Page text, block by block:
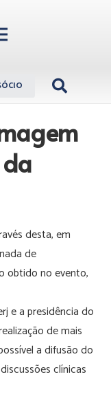
desta, em
de
obtido no evento,
e a presidência do
de mais
a difusão do
clínicas